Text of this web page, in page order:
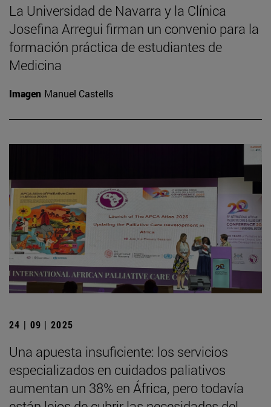
La Universidad de Navarra y la Clínica
Josefina Arregui firman un convenio para la
formación práctica de estudiantes de
Medicina
Imagen Manuel Castells
24 | 09 | 2025
Una apuesta insuficiente: los servicios
especializados en cuidados paliativos
aumentan un 38% en África, pero todavía